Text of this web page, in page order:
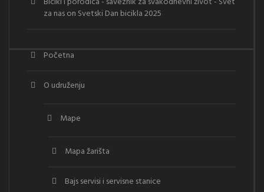
za nason Svetski Dan bicikla 2025
Početna
O udruženju
Mape
Mapa žarišta
Bajs servisi i servisne stanice